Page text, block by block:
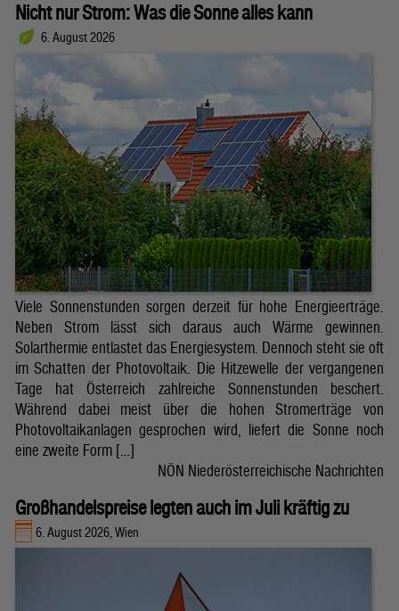
Nicht nur Strom: Was die Sonne alles kann
6. August 2026
Viele Sonnenstunden sorgen derzeit für hohe Energieerträge.
Neben Strom lässt sich daraus auch Wärme gewinnen.
Solarthermie entlastet das Energiesystem. Dennoch steht sie oft
im Schatten der Photovoltaik. Die Hitzewelle der vergangenen
Tage hat Österreich zahlreiche Sonnenstunden beschert.
Während dabei meist über die hohen Stromerträge von
Photovoltaikanlagen gesprochen wird, liefert die Sonne noch
eine zweite Form […]
NÖN Niederösterreichische Nachrichten
Großhandelspreise legten auch im Juli kräftig zu
6. August 2026, Wien